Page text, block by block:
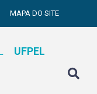
MAPA DO SITE
UFPEL